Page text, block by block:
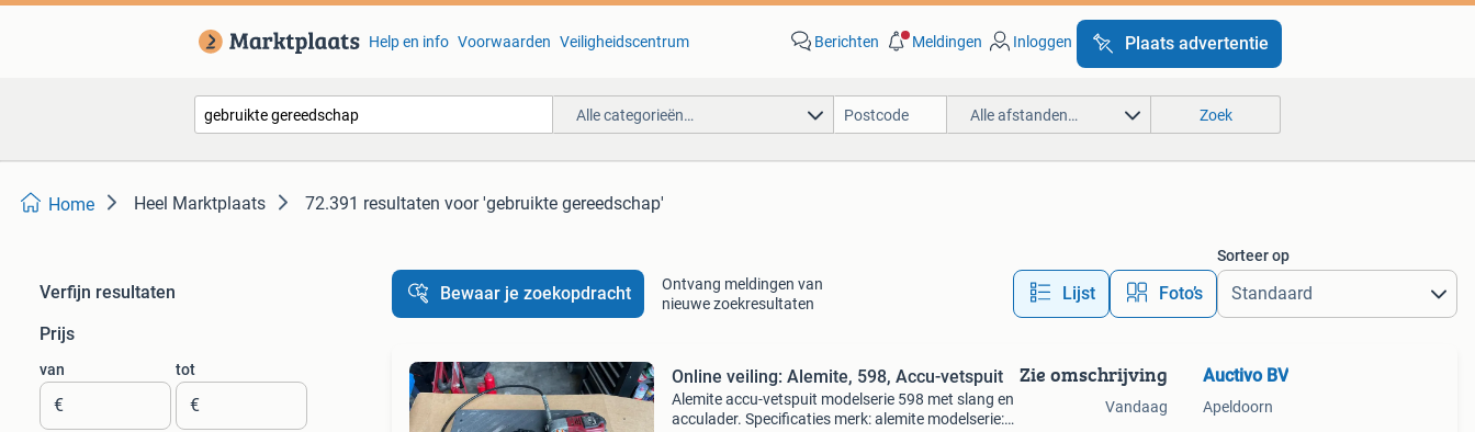
Help en info Voorwaarden Veiligheidscentrum Berichten Meldingen Inloggen Plaats advertentie
Alle categorieën… Alle afstanden… Zoek
Home Heel Marktplaats 72.391 resultaten voor 'gebruikte gereedschap'
Verfijn resultaten
Prijs
van
€
tot
€
Bewaar je zoekopdracht
Ontvang meldingen van
nieuwe zoekresultaten
Lijst Foto’s
Sorteer op
Online veiling: Alemite, 598, Accu-vetspuit
Alemite accu-vetspuit modelserie 598 met slang en
acculader. Specificaties merk: alemite modelserie:
Zie omschrijving
Vandaag
Auctivo BV
Apeldoorn